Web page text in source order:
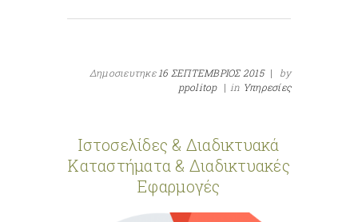
Δημοσιευτηκε 16 ΣΕΠΤΕΜΒΡΙΟΣ 2015 |
by
ppolitop | in Υπηρεσίες
Ιστοσελίδες & Διαδικτυακά
Καταστήματα & Διαδικτυακές
Εφαρμογές